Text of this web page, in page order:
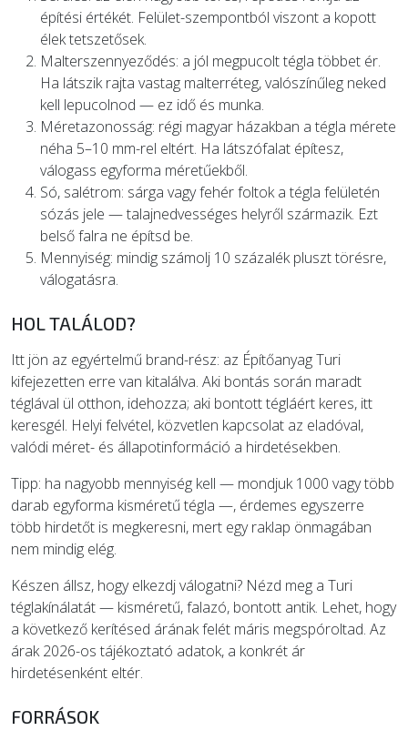
építési értékét. Felület-szempontból viszont a kopott
élek tetszetősek.
Malterszennyeződés: a jól megpucolt tégla többet ér.
Ha látszik rajta vastag malterréteg, valószínűleg neked
kell lepucolnod — ez idő és munka.
Méretazonosság: régi magyar házakban a tégla mérete
néha 5–10 mm-rel eltért. Ha látszófalat építesz,
válogass egyforma méretűekből.
Só, salétrom: sárga vagy fehér foltok a tégla felületén
sózás jele — talajnedvességes helyről származik. Ezt
belső falra ne építsd be.
Mennyiség: mindig számolj 10 százalék pluszt törésre,
válogatásra.
HOL TALÁLOD?
Itt jön az egyértelmű brand-rész: az Építőanyag Turi
kifejezetten erre van kitalálva. Aki bontás során maradt
téglával ül otthon, idehozza; aki bontott tégláért keres, itt
keresgél. Helyi felvétel, közvetlen kapcsolat az eladóval,
valódi méret- és állapotinformáció a hirdetésekben.
Tipp: ha nagyobb mennyiség kell — mondjuk 1000 vagy több
darab egyforma kisméretű tégla —, érdemes egyszerre
több hirdetőt is megkeresni, mert egy raklap önmagában
nem mindig elég.
Készen állsz, hogy elkezdj válogatni? Nézd meg a Turi
téglakínálatát — kisméretű, falazó, bontott antik. Lehet, hogy
a következő kerítésed árának felét máris megspóroltad. Az
árak 2026-os tájékoztató adatok, a konkrét ár
hirdetésenként eltér.
FORRÁSOK